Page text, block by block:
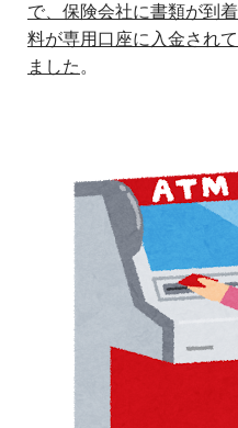
で、保険会社に書類が到
料が専用口座に入金され
ました 。